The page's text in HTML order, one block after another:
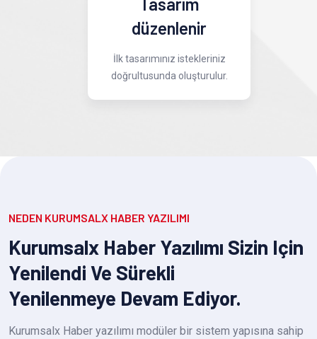
düzenlenir
İlk tasarımınız istekleriniz
doğrultusunda oluşturulur.
NEDEN KURUMSALX HABER YAZILIMI
Kurumsalx Haber Yazılımı Sizin Için
Yenilendi Ve Sürekli
Yenilenmeye Devam Ediyor.
Kurumsalx Haber yazılımı modüler bir sistem yapısına sahip